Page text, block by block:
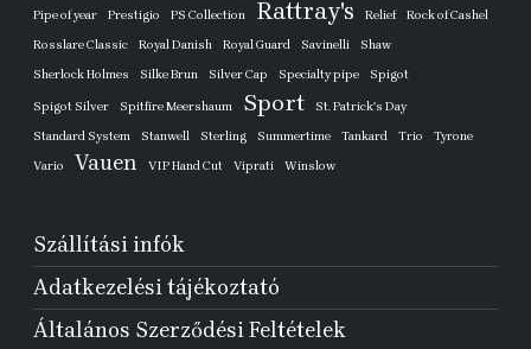
Pipe of year Prestigio PS Collection Rattray's Relief
Rock of Cashel
Rosslare Classic
Royal Danish Royal Guard Savinelli
Shaw
Sherlock Holmes
Silke Brun Silver Cap Specialty pipe Spigot
Spigot Silver Spitfire Meershaum Sport
St. Patrick's Day
Standard System
Stanwell Sterling Summertime Tankard Trio
Tyrone
Vario
Vauen VIP Hand Cut Viprati Winslow
Szállítási infók
Adatkezelési tájékoztató
Általános Szerződési Feltételek